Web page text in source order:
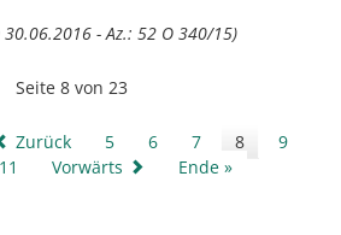
- Az.: 52 O 340/15)
Seite 8 von 23
Zurück 5 6 7 8
9
11 Vorwärts Ende »